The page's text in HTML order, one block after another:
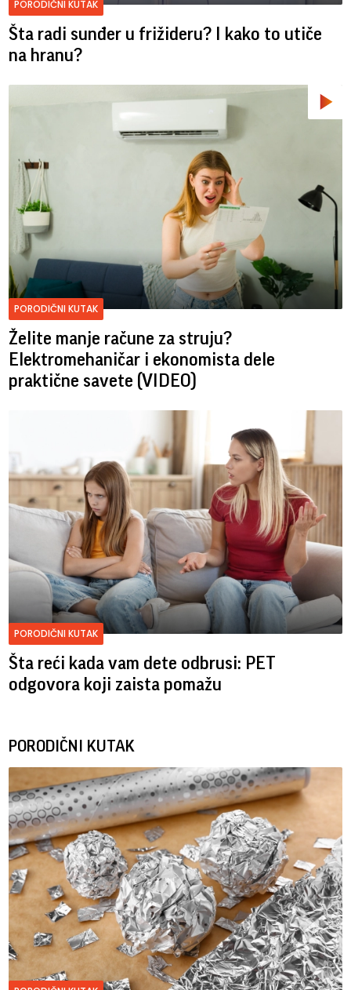
PORODIČNI KUTAK
Šta radi sunđer u frižideru? I kako to utiče
na hranu?
PORODIČNI KUTAK
Želite manje račune za struju?
Elektromehaničar i ekonomista dele
praktične savete (VIDEO)
PORODIČNI KUTAK
Šta reći kada vam dete odbrusi: PET
odgovora koji zaista pomažu
PORODIČNI KUTAK